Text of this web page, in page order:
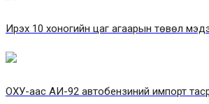
Ирэх 10 хоногийн цаг агаарын төвөл
ОХУ-аас АИ-92 автобензиний импорт